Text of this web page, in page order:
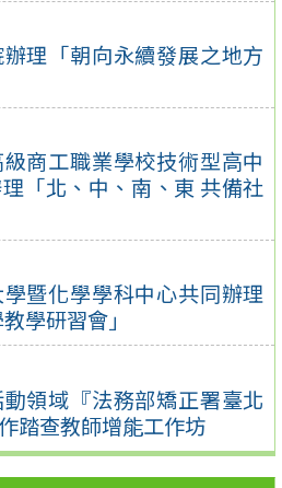
理「朝向永續發展之地方
商工職業學校技術型高中
「北、中、南、東 共備社
暨化學學科中心共同辦理
學研習會」
領域『法務部矯正署臺北
踏查教師增能工作坊